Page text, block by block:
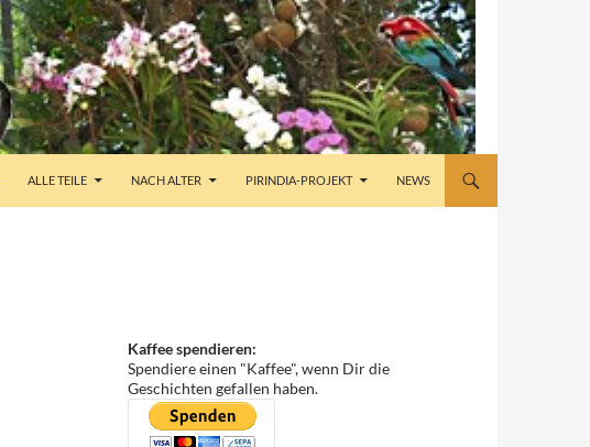
ALLE TEILE NACH ALTER PIRINDIA-PROJEKT NEWS
Kaffee spendieren:
Spendiere einen "Kaffee", wenn Dir die
Geschichten gefallen haben.